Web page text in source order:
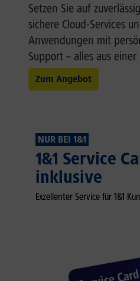
Setzen Sie auf
sichere Cloud-Services
Anwendungen mit
Support – alles aus einer
Zum Angebot
NUR BEI 1&1
1&1 Service
inklusive
Exzellenter Service für 1&1